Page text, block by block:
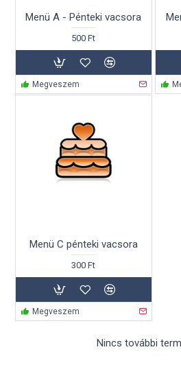
Menü A - Pénteki vacsora
500 Ft
Megveszem
Menü C pénteki vacsora
300 Ft
Megveszem
Nincs további